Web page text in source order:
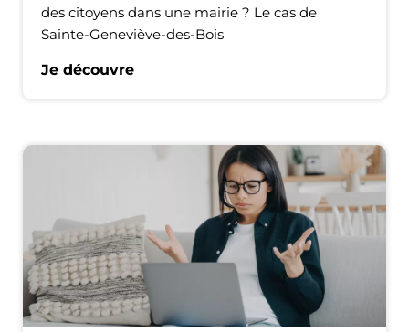
des citoyens dans une mairie ? Le cas de
Sainte-Geneviève-des-Bois
Je découvre